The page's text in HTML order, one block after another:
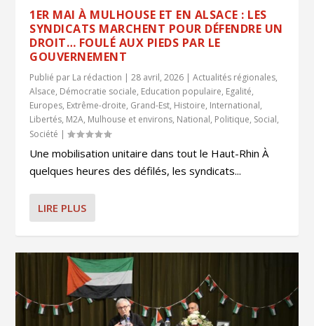
1ER MAI À MULHOUSE ET EN ALSACE : LES
SYNDICATS MARCHENT POUR DÉFENDRE UN
DROIT… FOULÉ AUX PIEDS PAR LE
GOUVERNEMENT
Publié par La rédaction |28 avril, 2026 |Actualités régionales,
Alsace, Démocratie sociale, Education populaire, Egalité,
Europes, Extrême-droite, Grand-Est, Histoire, International,
Libertés, M2A, Mulhouse et environs, National, Politique, Social,
Société |
Une mobilisation unitaire dans tout le Haut-Rhin À
quelques heures des défilés, les syndicats...
LIRE PLUS